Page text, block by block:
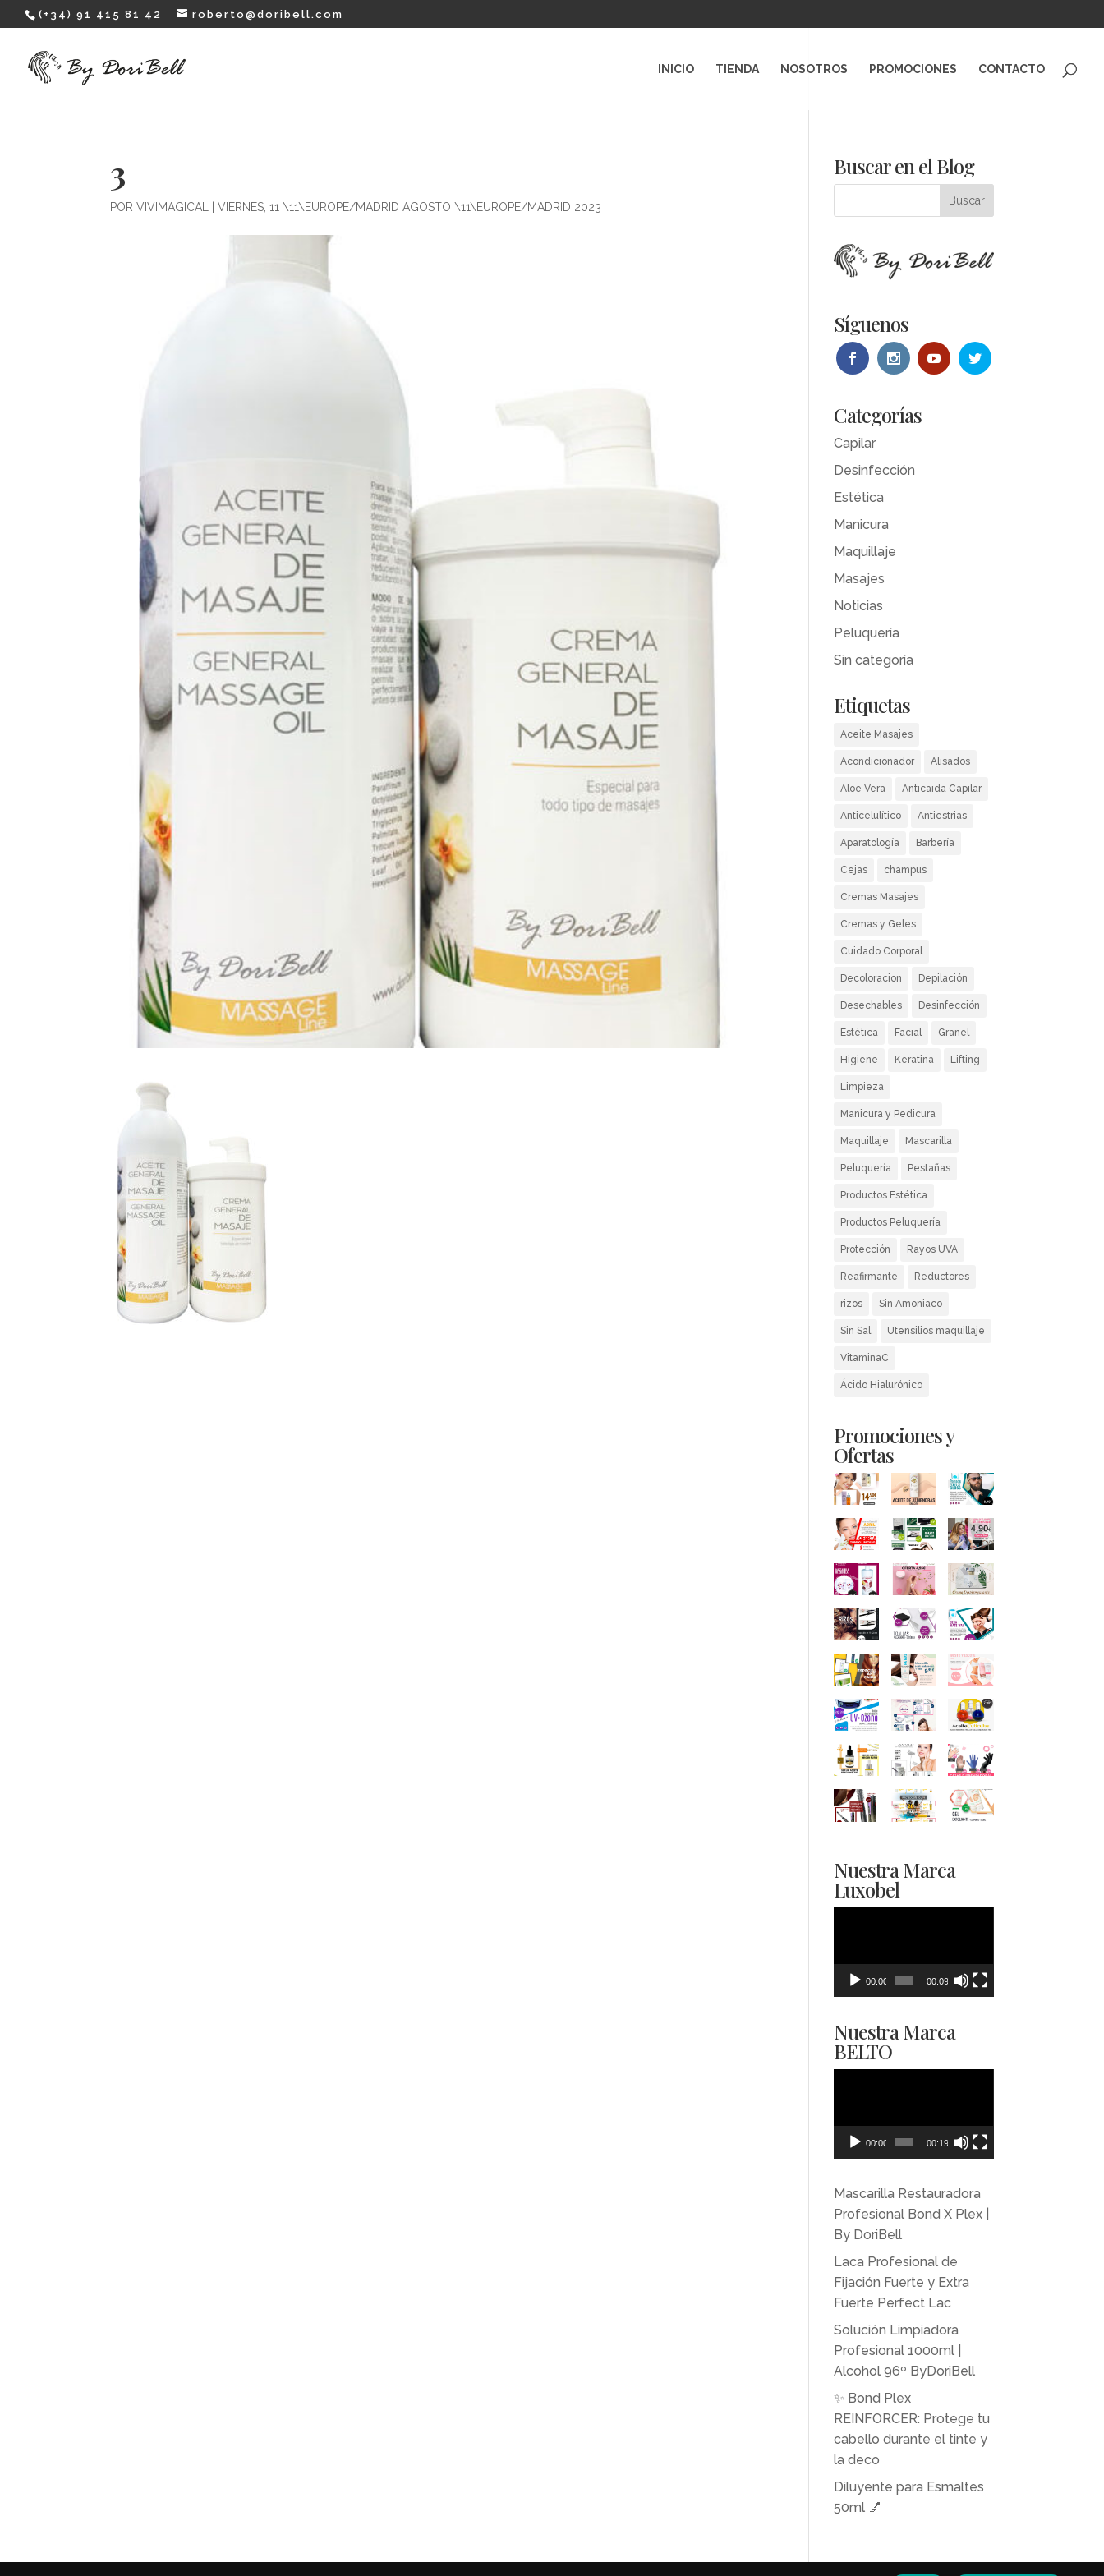
(+34) 91 415 81 42 roberto@doribell.com
INICIO TIENDA NOSOTROS PROMOCIONES CONTACTO
3
PORVIVIMAGICAL |VIERNES, 11 \11\EUROPE/MADRID AGOSTO \11\EUROPE/MADRID 2023
Buscar en el Blog
Síguenos
Categorías
Capilar
Desinfección
Estética
Manicura
Maquillaje
Masajes
Noticias
Peluquería
Sin categoría
Etiquetas
Aceite Masajes
Acondicionador Alisados
Aloe Vera Anticaida Capilar
Anticelulítico Antiestrias
Aparatología Barbería
Cejas champus
Cremas Masajes
Cremas y Geles
Cuidado Corporal
Decoloracion Depilación
Desechables Desinfección
Estética Facial Granel
Higiene Keratina Lifting
Limpieza
Manicura y Pedicura
Maquillaje Mascarilla
Peluquería Pestañas
Productos Estética
Productos Peluquería
Protección Rayos UVA
Reafirmante Reductores
rizos Sin Amoniaco
Sin Sal Utensilios maquillaje
VitaminaC
Ácido Hialurónico
Promociones y
Ofertas
Nuestra Marca
Luxobel
00:00 00:09
Nuestra Marca
BELTO
00:00 00:19
Mascarilla Restauradora
Profesional Bond X Plex |
By DoriBell
Laca Profesional de
Fijación Fuerte y Extra
Fuerte Perfect Lac
Solución Limpiadora
Profesional 1000ml |
Alcohol 96º ByDoriBell
✨ Bond Plex
REINFORCER: Protege tu
cabello durante el tinte y
la deco
Diluyente para Esmaltes
50ml 💅